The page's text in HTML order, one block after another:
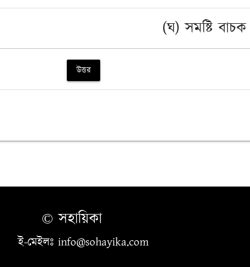
(ঘ) সমষ্টি বাচক
উত্তর
© সহায়িকা
ই-মেইলঃ info@sohayika.com